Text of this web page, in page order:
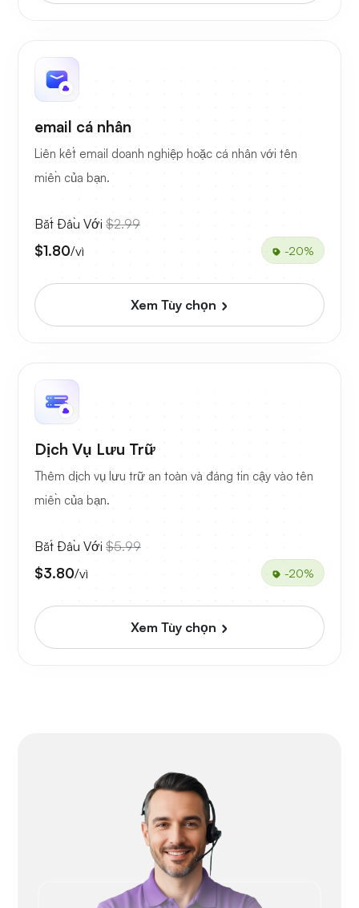
email cá nhân
Liên kết email doanh nghiệp hoặc cá nhân với tên
miền của bạn.
Bắt Đầu Với $2.99
$1.80/vì -20%
Xem Tùy chọn
Dịch Vụ Lưu Trữ
Thêm dịch vụ lưu trữ an toàn và đáng tin cậy vào tên
miền của bạn.
Bắt Đầu Với $5.99
$3.80/vì -20%
Xem Tùy chọn